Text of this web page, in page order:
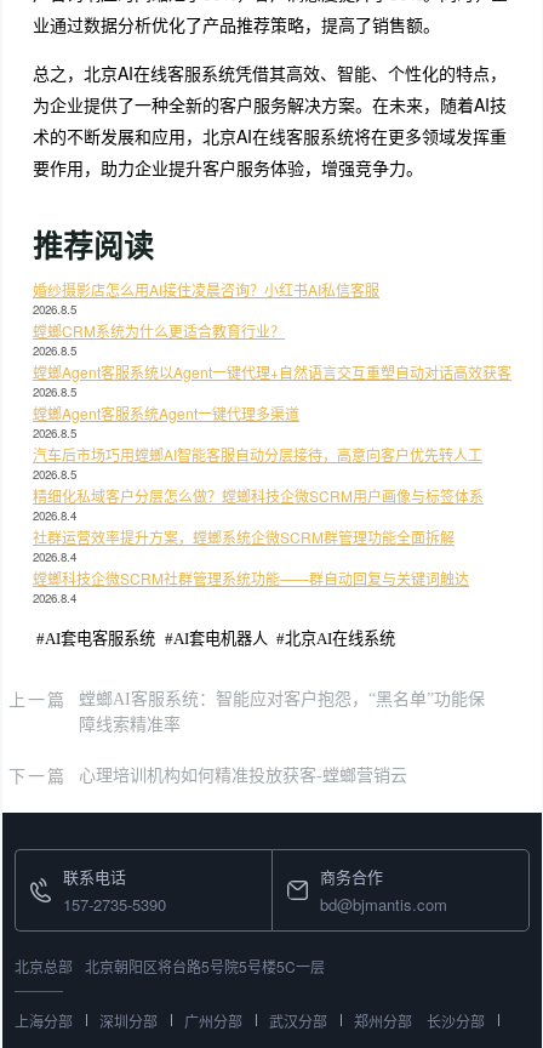
业通过数据分析优化了产品推荐策略，提高了销售额。
总之，北京AI在线客服系统凭借其高效、智能、个性化的特点，
为企业提供了一种全新的客户服务解决方案。在未来，随着AI技
术的不断发展和应用，北京AI在线客服系统将在更多领域发挥重
要作用，助力企业提升客户服务体验，增强竞争力。
推荐阅读
婚纱摄影店怎么用AI接住凌晨咨询？小红书AI私信客服
2026.8.5
螳螂CRM系统为什么更适合教育行业？
2026.8.5
螳螂Agent客服系统以Agent一键代理+自然语言交互重塑自动对话高效获客
2026.8.5
螳螂Agent客服系统Agent一键代理多渠道
2026.8.5
汽车后市场巧用螳螂AI智能客服自动分层接待，高意向客户优先转人工
2026.8.5
精细化私域客户分层怎么做？螳螂科技企微SCRM用户画像与标签体系
2026.8.4
社群运营效率提升方案，螳螂系统企微SCRM群管理功能全面拆解
2026.8.4
螳螂科技企微SCRM社群管理系统功能——群自动回复与关键词触达
2026.8.4
#AI套电客服系统 #AI套电机器人 #北京AI在线系统
上一篇
螳螂AI客服系统：智能应对客户抱怨，“黑名单”功能保
障线索精准率
下一篇 心理培训机构如何精准投放获客-螳螂营销云
联系电话
157-2735-5390
商务合作
bd@bjmantis.com
北京总部 北京朝阳区将台路5号院5号楼5C一层
上海分部 深圳分部 广州分部 武汉分部 郑州分部
长沙分部